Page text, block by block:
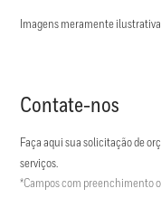
Imagens meramente
Contate-nos
Faça aqui sua solicitação de
serviços.
*Campos com preenchimento